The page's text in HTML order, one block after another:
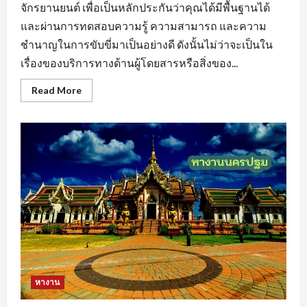
จักรยานยนต์ เพื่อเป็นหลักประกันว่าคุณได้มีพื้นฐานได้
และผ่านการทดสอบความรู้ ความสามารถ และความ
ชำนาญในการขับขี่มาเป็นอย่างดี ดังนั้นไม่ว่าจะเป็นใน
เรื่องของบริการทางด้านผู้โดยสารหรือสิ่งของ...
Read MoreRead
more
งาน
ขับ
รถ
สร้าง
แรง
บันดาล
ใจ
ให้
กับ
ตนเอง
หางาน